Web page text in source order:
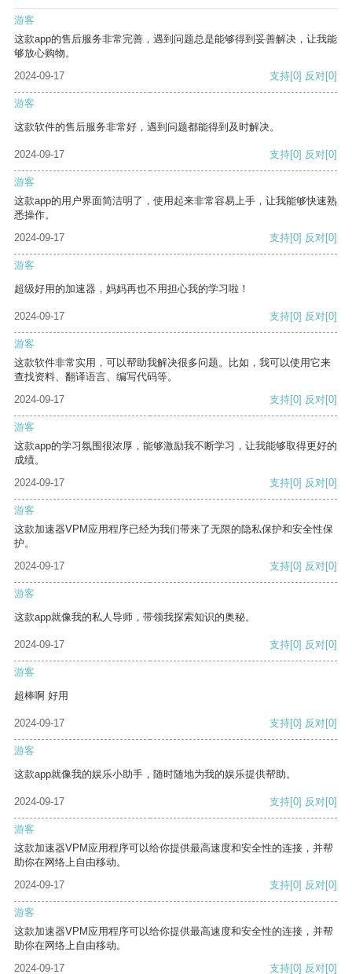
游客
这款app的售后服务非常完善，遇到问题总是能够得到妥善解决，让我能
够放心购物。
2024-09-17
支持[0] 反对[0]
游客
这款软件的售后服务非常好，遇到问题都能得到及时解决。
2024-09-17 支持[0] 反对[0]
游客
这款app的用户界面简洁明了，使用起来非常容易上手，让我能够快速熟
悉操作。
2024-09-17
支持[0] 反对[0]
游客
超级好用的加速器，妈妈再也不用担心我的学习啦！
2024-09-17 支持[0] 反对[0]
游客
这款软件非常实用，可以帮助我解决很多问题。比如，我可以使用它来
查找资料、翻译语言、编写代码等。
2024-09-17
支持[0] 反对[0]
游客
这款app的学习氛围很浓厚，能够激励我不断学习，让我能够取得更好的
成绩。
2024-09-17
支持[0] 反对[0]
游客
这款加速器VPM应用程序已经为我们带来了无限的隐私保护和安全性保
护。
2024-09-17
支持[0] 反对[0]
游客
这款app就像我的私人导师，带领我探索知识的奥秘。
2024-09-17 支持[0] 反对[0]
游客
超棒啊 好用
2024-09-17 支持[0] 反对[0]
游客
这款app就像我的娱乐小助手，随时随地为我的娱乐提供帮助。
2024-09-17 支持[0] 反对[0]
游客
这款加速器VPM应用程序可以给你提供最高速度和安全性的连接，并帮
助你在网络上自由移动。
2024-09-17
支持[0] 反对[0]
游客
这款加速器VPM应用程序可以给你提供最高速度和安全性的连接，并帮
助你在网络上自由移动。
2024-09-17
支持[0] 反对[0]